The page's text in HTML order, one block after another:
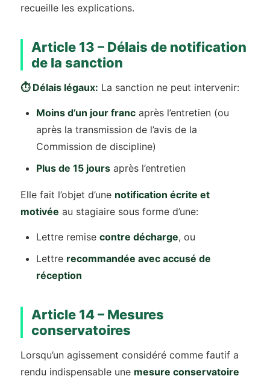
recueille les explications.
Article 13 – Délais de notification
de la sanction
⏱️ Délais légaux: La sanction ne peut intervenir:
Moins d’un jour franc après l’entretien (ou
après la transmission de l’avis de la
Commission de discipline)
Plus de 15 jours après l’entretien
Elle fait l’objet d’une notification écrite et
motivée au stagiaire sous forme d’une:
Lettre remise contre décharge, ou
Lettre recommandée avec accusé de
réception
Article 14 – Mesures
conservatoires
Lorsqu’un agissement considéré comme fautif a
rendu indispensable une mesure conservatoire